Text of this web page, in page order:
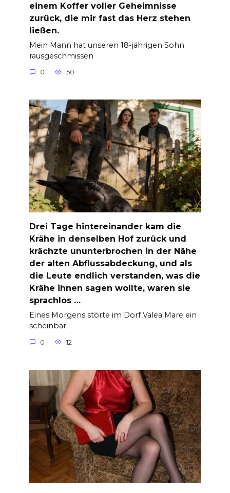
einem Koffer voller Geheimnisse
zurück, die mir fast das Herz stehen
ließen.
Mein Mann hat unseren 18-jährigen Sohn
rausgeschmissen
0 50
Drei Tage hintereinander kam die
Krähe in denselben Hof zurück und
krächzte ununterbrochen in der Nähe
der alten Abflussabdeckung, und als
die Leute endlich verstanden, was die
Krähe ihnen sagen wollte, waren sie
sprachlos …
Eines Morgens störte im Dorf Valea Mare ein
scheinbar
0 12